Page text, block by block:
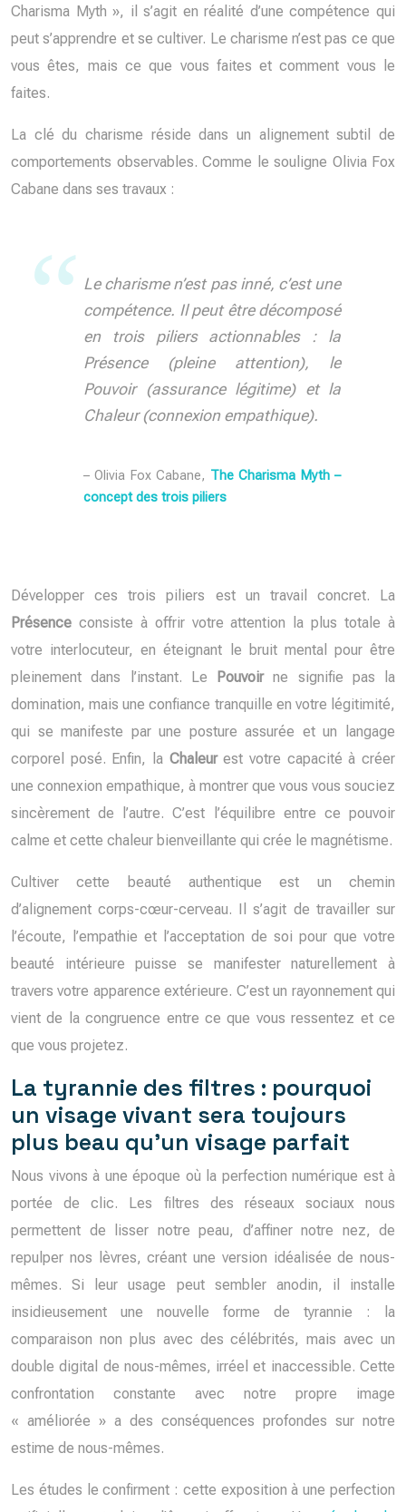
Charisma Myth », il s’agit en réalité d’une compétence qui
peut s’apprendre et se cultiver. Le charisme n’est pas ce que
vous êtes, mais ce que vous faites et comment vous le
faites.
La clé du charisme réside dans un alignement subtil de
comportements observables. Comme le souligne Olivia Fox
Cabane dans ses travaux :
Le charisme n’est pas inné, c’est une
compétence. Il peut être décomposé
en trois piliers actionnables : la
Présence (pleine attention), le
Pouvoir (assurance légitime) et la
Chaleur (connexion empathique).
– Olivia Fox Cabane, The Charisma Myth –
concept des trois piliers
Développer ces trois piliers est un travail concret. La
Présence consiste à offrir votre attention la plus totale à
votre interlocuteur, en éteignant le bruit mental pour être
pleinement dans l’instant. Le
Pouvoirne signifie pas la
domination, mais une confiance tranquille en votre légitimité,
qui se manifeste par une posture assurée et un langage
corporel posé. Enfin, la Chaleurest votre capacité à créer
une connexion empathique, à montrer que vous vous souciez
sincèrement de l’autre. C’est l’équilibre entre ce pouvoir
calme et cette chaleur bienveillante qui crée le magnétisme.
Cultiver cette beauté authentique est un chemin
d’alignement corps-cœur-cerveau. Il s’agit de travailler sur
l’écoute, l’empathie et l’acceptation de soi pour que votre
beauté intérieure puisse se manifester naturellement à
travers votre apparence extérieure. C’est un rayonnement qui
vient de la congruence entre ce que vous ressentez et ce
que vous projetez.
La tyrannie des filtres : pourquoi
un visage vivant sera toujours
plus beau qu’un visage parfait
Nous vivons à une époque où la perfection numérique est à
portée de clic. Les filtres des réseaux sociaux nous
permettent de lisser notre peau, d’affiner notre nez, de
repulper nos lèvres, créant une version idéalisée de nous-
mêmes. Si leur usage peut sembler anodin, il installe
insidieusement une nouvelle forme de tyrannie : la
comparaison non plus avec des célébrités, mais avec un
double digital de nous-mêmes, irréel et inaccessible. Cette
confrontation constante avec notre propre image
« améliorée » a des conséquences profondes sur notre
estime de nous-mêmes.
Les études le confirment : cette exposition à une perfection